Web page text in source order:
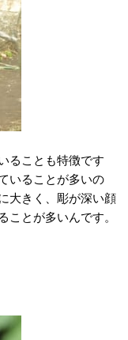
ることも特徴です
いることが多いの
大きく、彫が深い顔
ことが多いんです。